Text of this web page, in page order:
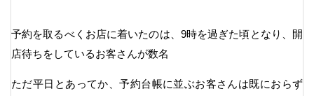
予約を取るべくお店に着いたのは、9時を過ぎた頃となり、開
店待ちをしているお客さんが数名
ただ平日とあってか、予約台帳に並ぶお客さんは既におらず